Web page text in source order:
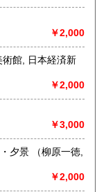
マットからご連
、古書一般（そ
グ
￥2,000
￥2,000
￥3,000
原一徳,
￥2,000